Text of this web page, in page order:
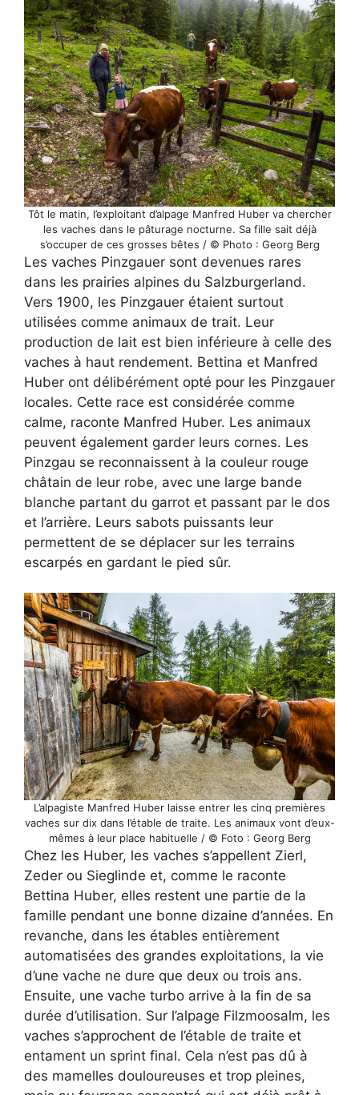
Tôt le matin, l’exploitant d’alpage Manfred Huber va chercher
les vaches dans le pâturage nocturne. Sa fille sait déjà
s’occuper de ces grosses bêtes / © Photo : Georg Berg
Les vaches Pinzgauer sont devenues rares
dans les prairies alpines du Salzburgerland.
Vers 1900, les Pinzgauer étaient surtout
utilisées comme animaux de trait. Leur
production de lait est bien inférieure à celle des
vaches à haut rendement. Bettina et Manfred
Huber ont délibérément opté pour les Pinzgauer
locales. Cette race est considérée comme
calme, raconte Manfred Huber. Les animaux
peuvent également garder leurs cornes. Les
Pinzgau se reconnaissent à la couleur rouge
châtain de leur robe, avec une large bande
blanche partant du garrot et passant par le dos
et l’arrière. Leurs sabots puissants leur
permettent de se déplacer sur les terrains
escarpés en gardant le pied sûr.
L’alpagiste Manfred Huber laisse entrer les cinq premières
vaches sur dix dans l’étable de traite. Les animaux vont d’eux-
mêmes à leur place habituelle / © Foto : Georg Berg
Chez les Huber, les vaches s’appellent Zierl,
Zeder ou Sieglinde et, comme le raconte
Bettina Huber, elles restent une partie de la
famille pendant une bonne dizaine d’années. En
revanche, dans les étables entièrement
automatisées des grandes exploitations, la vie
d’une vache ne dure que deux ou trois ans.
Ensuite, une vache turbo arrive à la fin de sa
durée d’utilisation. Sur l’alpage Filzmoosalm, les
vaches s’approchent de l’étable de traite et
entament un sprint final. Cela n’est pas dû à
des mamelles douloureuses et trop pleines,